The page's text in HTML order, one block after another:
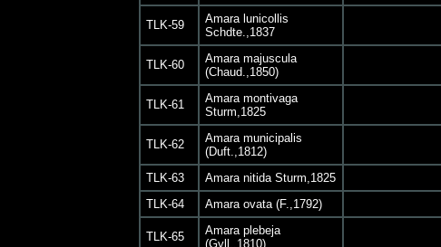
TLK-59
Amara lunicollis
Schdte.,1837
TLK-60
Amara majuscula
(Chaud.,1850)
TLK-61
Amara montivaga
Sturm,1825
TLK-62
Amara municipalis
(Duft.,1812)
TLK-63 Amara nitida Sturm,1825
TLK-64
Amara ovata (F.,1792)
TLK-65
Amara plebeja
(Gyll.,1810)